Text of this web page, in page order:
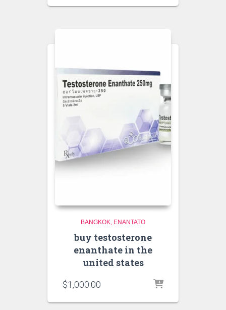
BANGKOK ENANTATO
buy testosterone
enanthate in the
united states
$1,000.00